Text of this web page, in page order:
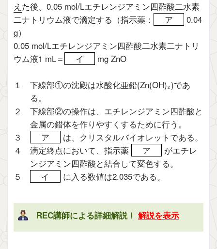
え た後、0.05 mol/Lエチレンジアミン四酢酸二水素
二ナトリウム液で滴定する（指示薬：
ア
0.04
g）
0.05 mol/Lエチレンジアミン四酢酸二水素二ナトリ
ウム液1 mL＝
イ mg ZnO
１ 下線部①の沈殿は水酸化亜鉛(Zn(OH)2)であ
る。
２ 下線部②の操作は、エチレンジアミン四酢酸と
金属の錯体を作りやすくするために行う。
３
ア
は、クリスタルバイオレットである。
４ 滴定終点において、指示薬
ア
がエチレ
ンジアミン四酢酸と結合して変色する。
５
イ に入る数値は2.035である。
REC講師による詳細解説！ 解説を表示